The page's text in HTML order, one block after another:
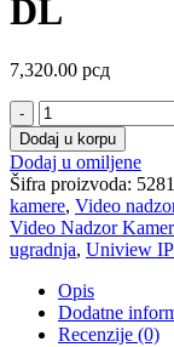
DL
7,320.00 рсд
Uniview
IPC3612LB-
AF28K-
DL
količina
Dodaj u korpu
Dodaj u omiljene
Šifra proizvoda:
kamere, Video
Video Nadzor
ugradnja, Uniview
Opis
Dodatne
Recenzije (0)